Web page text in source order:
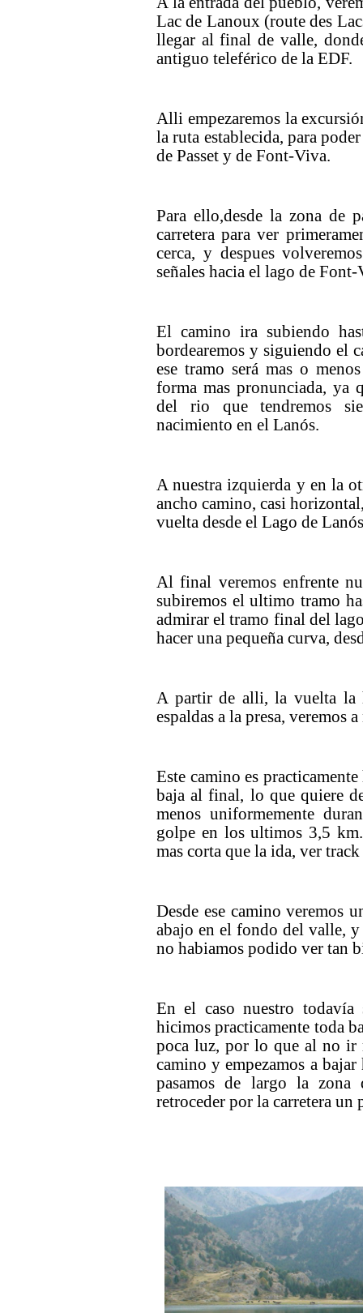
Lac de Lanoux (route des
llegar al final de valle,
antiguo teleférico de la EDF.
Alli empezaremos la
la ruta establecida, para
de Passet y de Font-Viva.
Para ello,desde la zona de
carretera para ver
cerca, y despues
señales hacia el lago de
El camino ira subiendo
bordearemos y siguiendo el
ese tramo será mas o
forma mas pronunciada, ya
del rio que tendremos
nacimiento en el Lanós.
A nuestra izquierda y en la
ancho camino, casi
vuelta desde el Lago de
Al final veremos enfrente
subiremos el ultimo tramo
admirar el tramo final del
hacer una pequeña curva,
A partir de alli, la vuelta la
espaldas a la presa, veremos
Este camino es
baja al final, lo que quiere
menos uniformemente
golpe en los ultimos 3,5
mas corta que la ida, ver
Desde ese camino veremos
abajo en el fondo del valle,
no habiamos podido ver tan
En el caso nuestro
hicimos practicamente toda
poca luz, por lo que al no ir
camino y empezamos a
pasamos de largo la
retroceder por la carretera un